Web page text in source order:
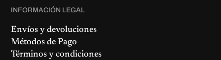
INFORMACIÓN LEGAL
Envíos y devoluciones
Métodos de Pago
Términos y condiciones